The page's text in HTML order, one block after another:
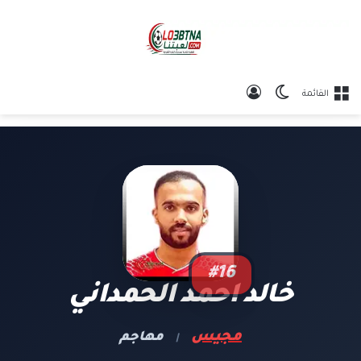
القائمة الوضع المظلم
#16
خالد احمد الحمداني
مجيس | مهاجم